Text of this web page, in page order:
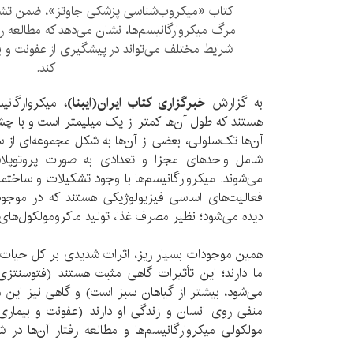
کتاب «میکروب‌شناسی پزشکی جاوتز»، ضمن
مرگ میکروارگانیسم‌ها، نشان می‌دهد که مطالعه
شرایط مختلف می‌تواند در پیشگیری از عفونت
کند.
به گزارش خبرگزاری کتاب ایران(ایبنا)،
هستند که طول آن‌ها کمتر از یک میلیمتر است و با
آن‌ها تک‌سلولی، بعضی از آن‌ها به شکل مجموعه‌ای از
شامل واحدهای مجزا و تعدادی به صورت
می‌شوند. میکروارگانیسم‌ها با وجود تشکیلات و
فعالیت‌های اساسی فیزیولوژیکی هستند که در
دیده می‌شود؛ نظیر مصرف غذا، تولید
همین موجودات بسیار ریز، اثرات شدیدی بر کل
ما دارند؛ این تأثیرات گاهی مثبت هستند
می‌شود، بیشتر از گیاهان سبز است) و گاهی نیز
منفی روی انسان و زندگی او دارند (عفونت و
مولکولی میکروارگانیسم‌ها و مطالعه رفتار آن‌ها